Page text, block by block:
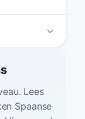
Lees
Spaanse